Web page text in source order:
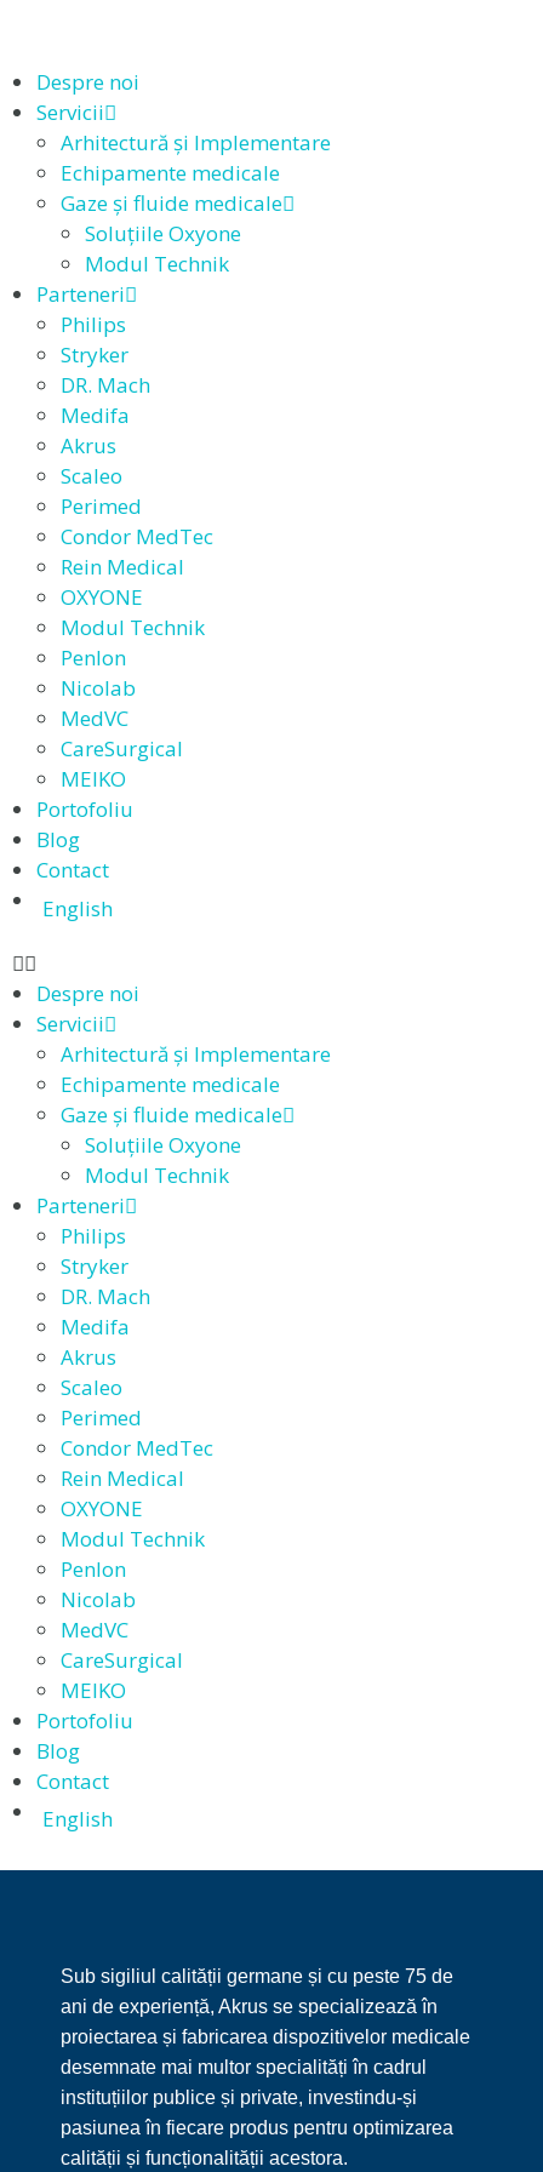
Despre noi
Servicii
Arhitectură și Implementare
Echipamente medicale
Gaze și fluide medicale
Soluțiile Oxyone
Modul Technik
Parteneri
Philips
Stryker
DR. Mach
Medifa
Akrus
Scaleo
Perimed
Condor MedTec
Rein Medical
OXYONE
Modul Technik
Penlon
Nicolab
MedVC
CareSurgical
MEIKO
Portofoliu
Blog
Contact
English
Despre noi
Servicii
Arhitectură și Implementare
Echipamente medicale
Gaze și fluide medicale
Soluțiile Oxyone
Modul Technik
Parteneri
Philips
Stryker
DR. Mach
Medifa
Akrus
Scaleo
Perimed
Condor MedTec
Rein Medical
OXYONE
Modul Technik
Penlon
Nicolab
MedVC
CareSurgical
MEIKO
Portofoliu
Blog
Contact
English
Sub sigiliul calității germane și cu peste 75 de
ani de experiență, Akrus se specializează în
proiectarea și fabricarea dispozitivelor medicale
desemnate mai multor specialități în cadrul
instituțiilor publice și private, investindu-și
pasiunea în fiecare produs pentru optimizarea
calității și funcționalității acestora.